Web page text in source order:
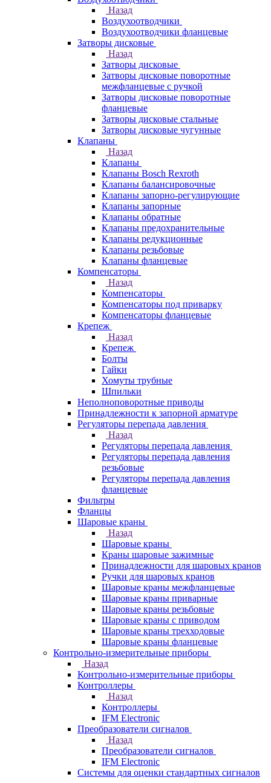
Назад
Воздухоотводчики
Воздухоотводчики фланцевые
Затворы дисковые
Назад
Затворы дисковые
Затворы дисковые поворотные
межфланцевые с ручкой
Затворы дисковые поворотные
фланцевые
Затворы дисковые стальные
Затворы дисковые чугунные
Клапаны
Назад
Клапаны
Клапаны Bosch Rexroth
Клапаны балансировочные
Клапаны запорно-регулирующие
Клапаны запорные
Клапаны обратные
Клапаны предохранительные
Клапаны редукционные
Клапаны резьбовые
Клапаны фланцевые
Компенсаторы
Назад
Компенсаторы
Компенсаторы под приварку
Компенсаторы фланцевые
Крепеж
Назад
Крепеж
Болты
Гайки
Хомуты трубные
Шпильки
Неполноповоротные приводы
Принадлежности к запорной арматуре
Регуляторы перепада давления
Назад
Регуляторы перепада давления
Регуляторы перепада давления
резьбовые
Регуляторы перепада давления
фланцевые
Фильтры
Фланцы
Шаровые краны
Назад
Шаровые краны
Краны шаровые зажимные
Принадлежности для шаровых кранов
Ручки для шаровых кранов
Шаровые краны межфланцевые
Шаровые краны приварные
Шаровые краны резьбовые
Шаровые краны с приводом
Шаровые краны трехходовые
Шаровые краны фланцевые
Контрольно-измерительные приборы
Назад
Контрольно-измерительные приборы
Контроллеры
Назад
Контроллеры
IFM Electronic
Преобразователи сигналов
Назад
Преобразователи сигналов
IFM Electronic
Системы для оценки стандартных сигналов